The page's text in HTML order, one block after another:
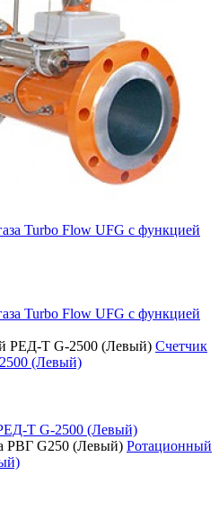
Turbo Flow UFG с функцией
Turbo Flow UFG с функцией
Счетчик
(Левый)
Т G-2500 (Левый)
Ротационный